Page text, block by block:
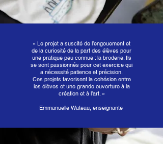
« Le projet a suscité de l’engouement et
de la curiosité de la part des élèves pour
une pratique peu connue : la broderie. Ils
se sont passionnés pour cet exercice qui
a nécessité patience et précision.
Ces projets favorisent la cohésion entre
les élèves et une grande ouverture à la
création et à l’art. »
Emmanuelle Wateau, enseignante